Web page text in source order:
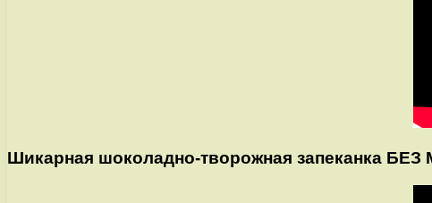
Шикарная шоколадно-творожная запеканка